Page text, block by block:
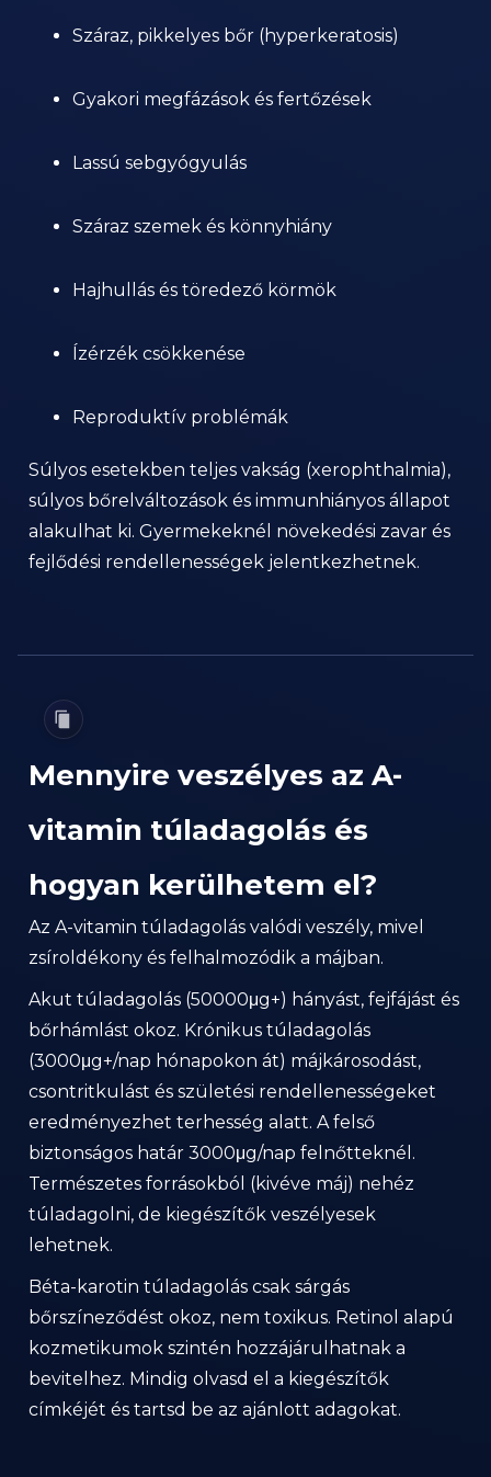
Száraz, pikkelyes bőr (hyperkeratosis)
Gyakori megfázások és fertőzések
Lassú sebgyógyulás
Száraz szemek és könnyhiány
Hajhullás és töredező körmök
Ízérzék csökkenése
Reproduktív problémák
Súlyos esetekben teljes vakság (xerophthalmia),
súlyos bőrelváltozások és immunhiányos állapot
alakulhat ki. Gyermekeknél növekedési zavar és
fejlődési rendellenességek jelentkezhetnek.
Mennyire veszélyes az A-
vitamin túladagolás és
hogyan kerülhetem el?
Az A-vitamin túladagolás valódi veszély, mivel
zsíroldékony és felhalmozódik a májban.
Akut túladagolás (50000μg+) hányást, fejfájást és
bőrhámlást okoz. Krónikus túladagolás
(3000μg+/nap hónapokon át) májkárosodást,
csontritkulást és születési rendellenességeket
eredményezhet terhesség alatt. A felső
biztonságos határ 3000μg/nap felnőtteknél.
Természetes forrásokból (kivéve máj) nehéz
túladagolni, de kiegészítők veszélyesek
lehetnek.
Béta-karotin túladagolás csak sárgás
bőrszíneződést okoz, nem toxikus. Retinol alapú
kozmetikumok szintén hozzájárulhatnak a
bevitelhez. Mindig olvasd el a kiegészítők
címkéjét és tartsd be az ajánlott adagokat.